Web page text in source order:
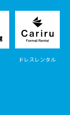
ドレスレンタル